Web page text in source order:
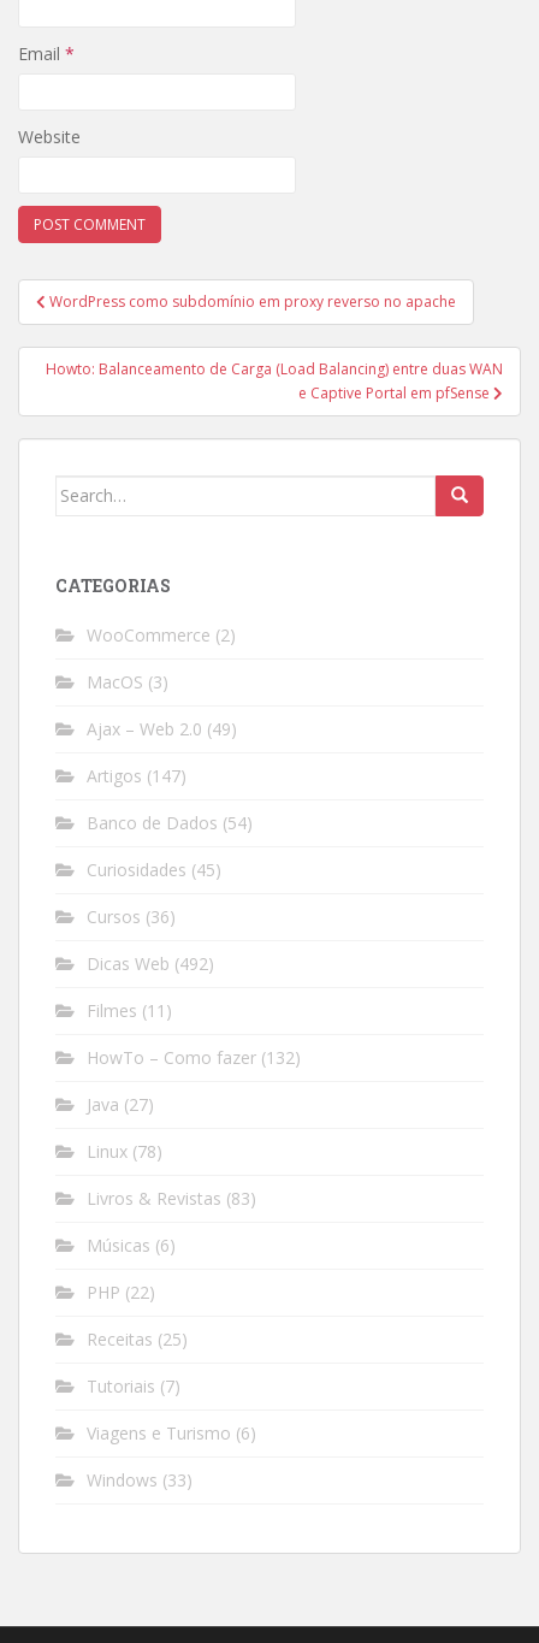
Email *
Website
Post
navigation
WordPress como subdomínio em proxy reverso no apache
Howto: Balanceamento de Carga (Load Balancing) entre duas WAN
e Captive Portal em pfSense
Search
CATEGORIAS
WooCommerce (2)
MacOS (3)
Ajax – Web 2.0 (49)
Artigos (147)
Banco de Dados (54)
Curiosidades (45)
Cursos (36)
Dicas Web (492)
Filmes (11)
HowTo – Como fazer (132)
Java (27)
Linux (78)
Livros & Revistas (83)
Músicas (6)
PHP (22)
Receitas (25)
Tutoriais (7)
Viagens e Turismo (6)
Windows (33)